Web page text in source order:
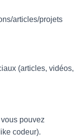
articles/projets
(articles, vidéos,
pouvez
codeur).